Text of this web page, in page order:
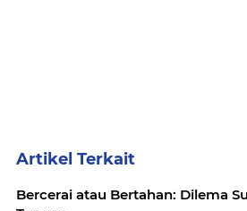
Artikel Terkait
Bercerai atau Bertahan: Dilema